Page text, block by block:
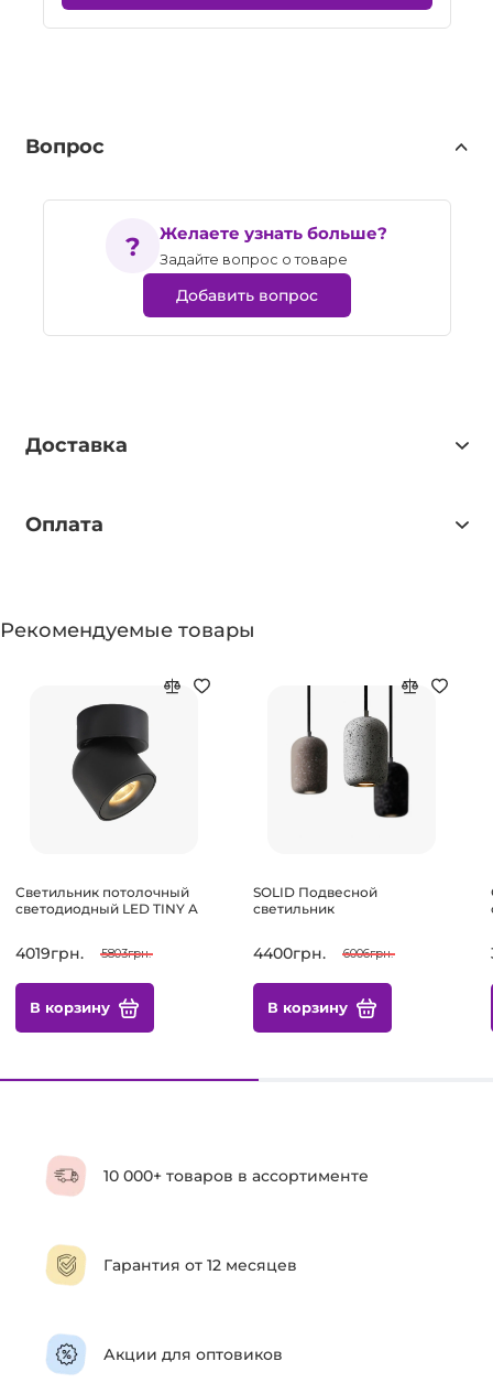
Вопрос
Желаете узнать больше?
Задайте вопрос о товаре
Добавить вопрос
Доставка
Оплата
Рекомендуемые товары
Светильник потолочный
светодиодный LED TINY A
4019грн. 5803грн.
В корзину
SOLID Подвесной
светильник
4400грн. 6006грн.
В корзину
10 000+ товаров в ассортименте
Гарантия от 12 месяцев
Акции для оптовиков